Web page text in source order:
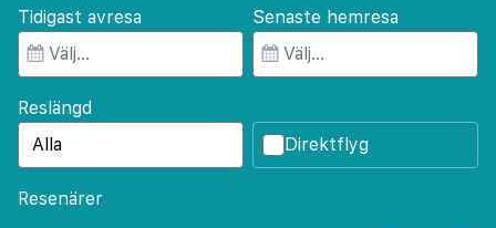
Tidigast avresa Senaste hemresa
Reslängd
Direktflyg
Resenärer